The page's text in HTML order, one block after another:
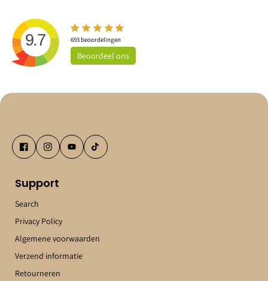
9.7 693beoordelingen
Beoordeel ons
Support
Search
Privacy Policy
Algemene voorwaarden
Verzend informatie
Retourneren